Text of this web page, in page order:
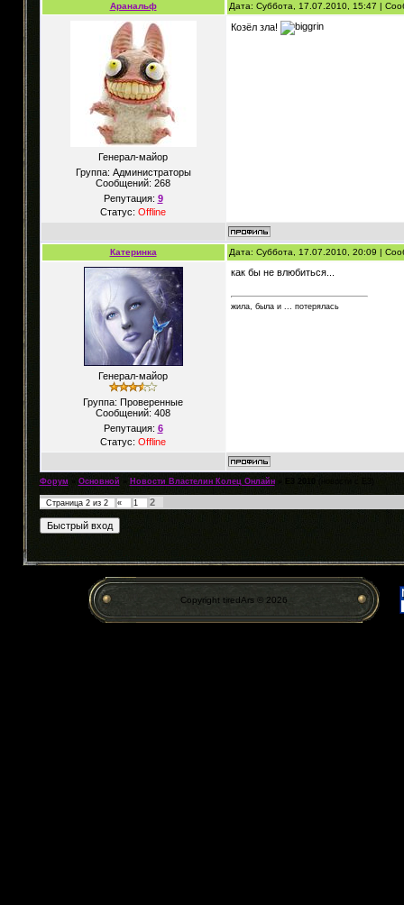
Аранальф Дата: Суббота, 17.07.2010, 15:47 |
Генерал-майор
Группа: Администраторы
Сообщений: 268
Репутация: 9
Статус: Offline
Козёл зла!
Катеринка Дата: Суббота, 17.07.2010, 20:09 |
Генерал-майор
Группа: Проверенные
Сообщений: 408
Репутация: 6
Статус: Offline
как бы не влюбиться...
жила, была и ... потерялась
Форум Основной Новости Властелин Колец Онлайн
Страница 2из 2 « 1 2
Copyright tiredArs © 2026